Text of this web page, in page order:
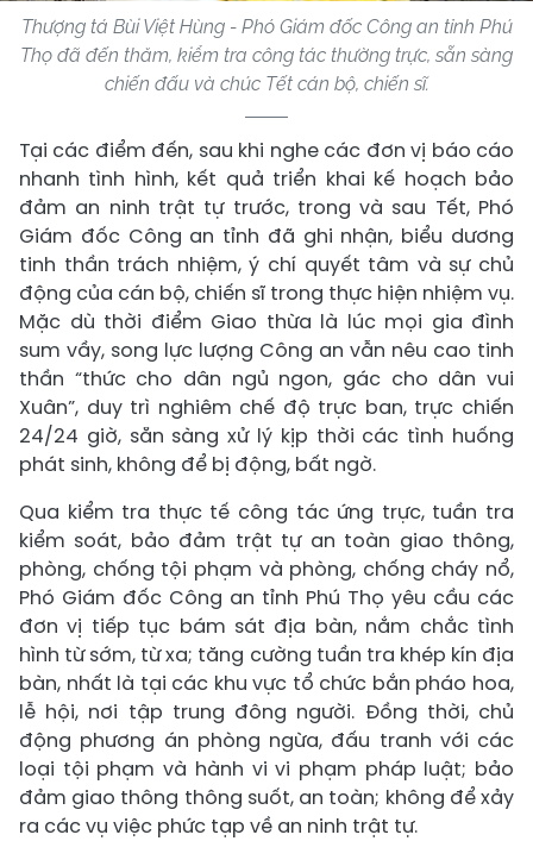
Thượng tá Bùi Việt Hùng - Phó Giám đốc Công an tỉnh Phú
Thọ đã đến thăm, kiểm tra công tác thường trực, sẵn sàng
chiến đấu và chúc Tết cán bộ, chiến sĩ.
Tại các điểm đến, sau khi nghe các đơn vị báo cáo
nhanh tình hình, kết quả triển khai kế hoạch bảo
đảm an ninh trật tự trước, trong và sau Tết, Phó
Giám đốc Công an tỉnh đã ghi nhận, biểu dương
tinh thần trách nhiệm, ý chí quyết tâm và sự chủ
động của cán bộ, chiến sĩ trong thực hiện nhiệm vụ.
Mặc dù thời điểm Giao thừa là lúc mọi gia đình
sum vầy, song lực lượng Công an vẫn nêu cao tinh
thần “thức cho dân ngủ ngon, gác cho dân vui
Xuân”, duy trì nghiêm chế độ trực ban, trực chiến
24/24 giờ, sẵn sàng xử lý kịp thời các tình huống
phát sinh, không để bị động, bất ngờ.
Qua kiểm tra thực tế công tác ứng trực, tuần tra
kiểm soát, bảo đảm trật tự an toàn giao thông,
phòng, chống tội phạm và phòng, chống cháy nổ,
Phó Giám đốc Công an tỉnh Phú Thọ yêu cầu các
đơn vị tiếp tục bám sát địa bàn, nắm chắc tình
hình từ sớm, từ xa; tăng cường tuần tra khép kín địa
bàn, nhất là tại các khu vực tổ chức bắn pháo hoa,
lễ hội, nơi tập trung đông người. Đồng thời, chủ
động phương án phòng ngừa, đấu tranh với các
loại tội phạm và hành vi vi phạm pháp luật; bảo
đảm giao thông thông suốt, an toàn; không để xảy
ra các vụ việc phức tạp về an ninh trật tự.